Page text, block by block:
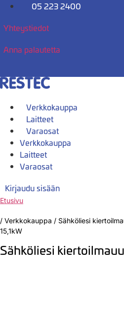
Mene
05 223 2400
Yhteystiedot
Anna palautetta
Verkkokauppa
Laitteet
Varaosat
Verkkokauppa
Laitteet
Varaosat
Kirjaudu sisään
Etusivu
/ Verkkokauppa / Sähköliesi
15,1kW
Sähköliesi